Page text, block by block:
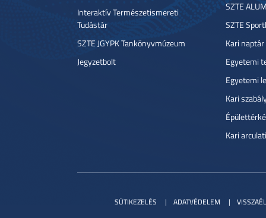
Interaktív Természetismereti
Tudástár
SZTE JGYPK Tankönyvmúzeum
Jegyzetbolt
SZTE
SZTE
Kari naptár
Egyetemi
Egyetemi
Kari
Kari
SÜTIKEZELÉS ADATVÉDELEM